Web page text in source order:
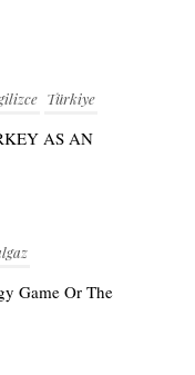
Türkiye
AS AN
Game Or The